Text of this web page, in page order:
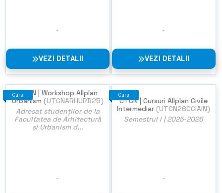
VEZI DETALII VEZI DETALII
CursUTCN | Workshop Allplan
Urbanism (UTCNARHURB25)
Adresat studenților de la
Facultatea de Arhitectură
și Urbanism d...
Curs
UTCN | Cursuri Allplan Civile
Intermediar (UTCN26CCIAIN)
Semestrul I | 2025-2026